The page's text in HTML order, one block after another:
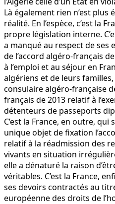
Là également rien n’est plus
réalité. En l’espèce, c’est la
propre législation interne.
a manqué au respect de
de l’accord algéro-français
à l’emploi et au séjour en
algériens et de leurs
consulaire algéro-française
français de 2013 relatif à
détenteurs de passeports
C’est la France, en outre, qui
unique objet de fixation
relatif à la réadmission des
vivants en situation
elle a dénaturé la raison
véritables. C’est la France,
ses devoirs contractés au
européenne des droits de